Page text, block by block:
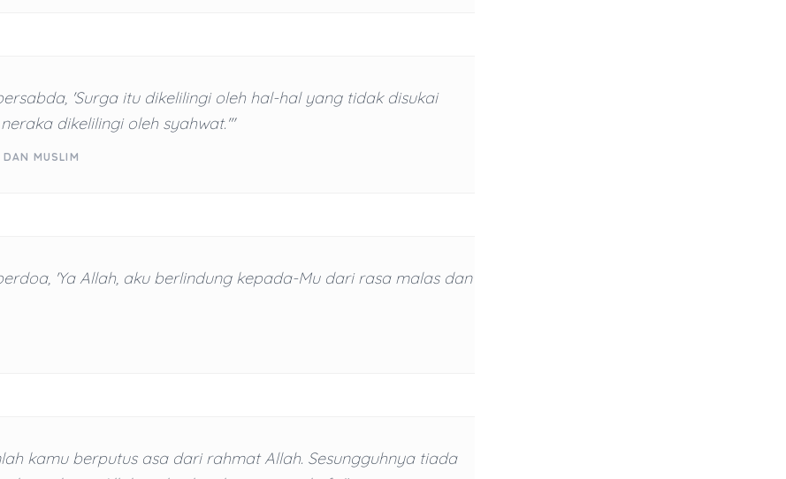
'Surga itu dikelilingi oleh hal-hal yang tidak disukai
dikelilingi oleh syahwat.'"
MUSLIM
'Ya Allah, aku berlindung kepada-Mu dari rasa malas dan
kamu berputus asa dari rahmat Allah. Sesungguhnya tiada